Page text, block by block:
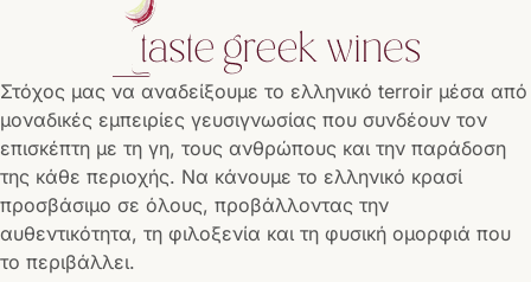
Στόχος μας να αναδείξουμε το ελληνικό terroir μέσα από
μοναδικές εμπειρίες γευσιγνωσίας που συνδέουν τον
επισκέπτη με τη γη, τους ανθρώπους και την παράδοση
της κάθε περιοχής. Να κάνουμε το ελληνικό κρασί
προσβάσιμο σε όλους, προβάλλοντας την
αυθεντικότητα, τη φιλοξενία και τη φυσική ομορφιά που
το περιβάλλει.